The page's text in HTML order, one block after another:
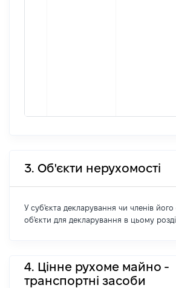
3. Об'єкти нерухомості
У суб'єкта декларування чи членів його
об'єкти для декларування в цьому
4. Цінне рухоме майно -
транспортні засоби